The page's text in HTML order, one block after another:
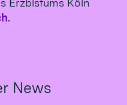
Erzbistums Köln
.
News